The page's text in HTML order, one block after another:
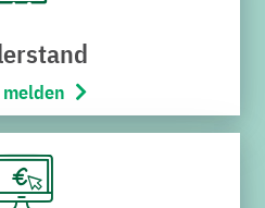
der Stadtwerke Bruchsal.
bis zur